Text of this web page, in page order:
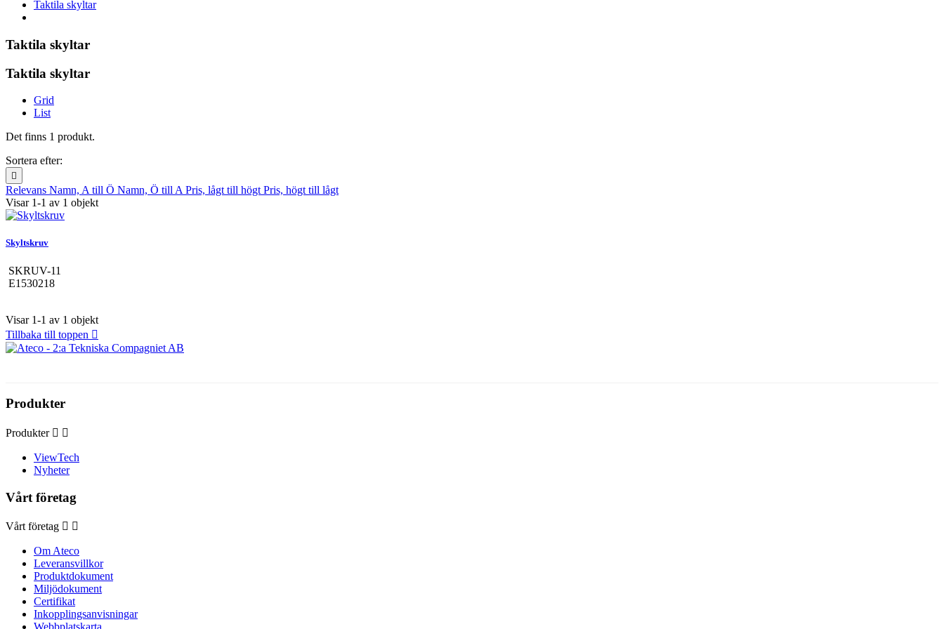
Taktila skyltar
Taktila skyltar
Taktila skyltar
Grid
List
Det finns 1 produkt.
Sortera efter:

Relevans Namn, A till Ö Namn, Ö till A Pris, lågt till högt Pris, högt till lågt
Visar 1-1 av 1 objekt
Skyltskruv
SKRUV-11
E1530218
Visar 1-1 av 1 objekt
Tillbaka till toppen 
Produkter
Produkter  
ViewTech
Nyheter
Vårt företag
Vårt företag  
Om Ateco
Leveransvillkor
Produktdokument
Miljödokument
Certifikat
Inkopplingsanvisningar